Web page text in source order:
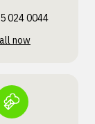
024 0044
now